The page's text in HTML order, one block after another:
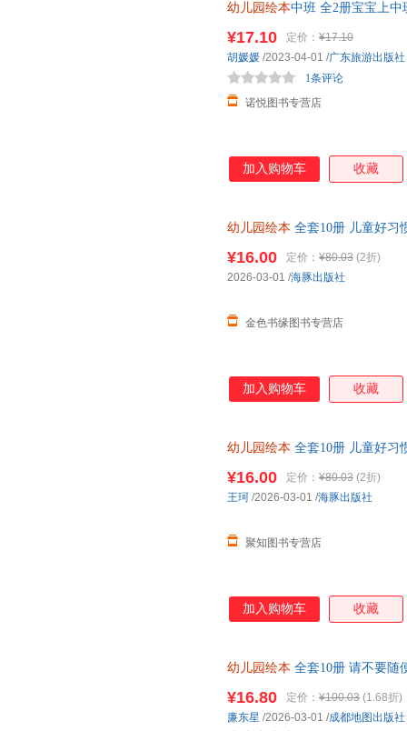
幼儿园绘本中班 全2册宝宝上
¥17.10 定价： ¥17.10
诺悦图书专营店
1条评论
胡媛媛 /2023-04-01 /广东旅游出版社
加入购物车 收藏
幼儿园绘本 全套10册 儿童好习
¥16.00 定价： ¥80.03 (2折)
金色书缘图书专营店
2026-03-01 /海豚出版社
加入购物车 收藏
幼儿园绘本 全套10册 儿童好习
¥16.00 定价： ¥80.03 (2折)
聚知图书专营店
王珂 /2026-03-01 /海豚出版社
加入购物车 收藏
幼儿园绘本 全套10册 请不要随
¥16.80 定价： ¥100.03 (1.68折)
廉东星 /2026-03-01 /成都地图出版社